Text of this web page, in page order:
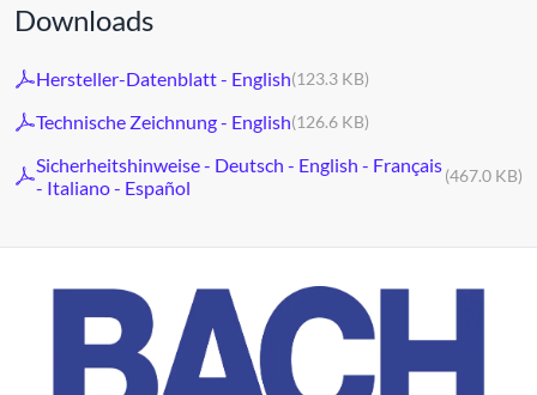
Downloads
Hersteller-Datenblatt - English(123.3 KB)
Technische Zeichnung - English(126.6 KB)
Sicherheitshinweise - Deutsch - English - Français
- Italiano - Español
(467.0 KB)